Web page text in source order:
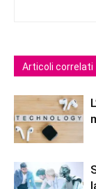
Articoli correlati